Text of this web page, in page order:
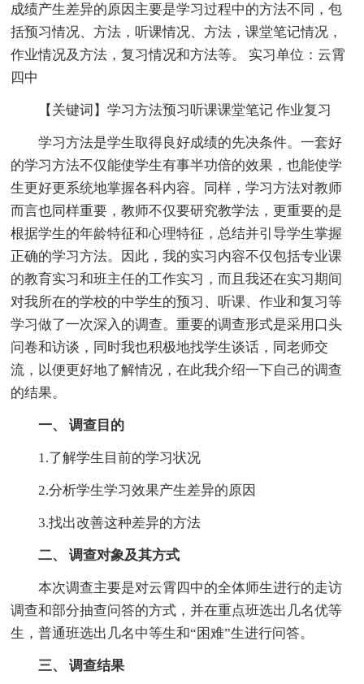
成绩产生差异的原因主要是学习过程中的方法不同，包
括预习情况、方法，听课情况、方法，课堂笔记情况，
作业情况及方法，复习情况和方法等。 实习单位：云霄
四中
【关键词】学习方法预习听课课堂笔记 作业复习
学习方法是学生取得良好成绩的先决条件。一套好
的学习方法不仅能使学生有事半功倍的效果，也能使学
生更好更系统地掌握各科内容。同样，学习方法对教师
而言也同样重要，教师不仅要研究教学法，更重要的是
根据学生的年龄特征和心理特征，总结并引导学生掌握
正确的学习方法。因此，我的实习内容不仅包括专业课
的教育实习和班主任的工作实习，而且我还在实习期间
对我所在的学校的中学生的预习、听课、作业和复习等
学习做了一次深入的调查。重要的调查形式是采用口头
问卷和访谈，同时我也积极地找学生谈话，同老师交
流，以便更好地了解情况，在此我介绍一下自己的调查
的结果。
一、 调查目的
1.了解学生目前的学习状况
2.分析学生学习效果产生差异的原因
3.找出改善这种差异的方法
二、 调查对象及其方式
本次调查主要是对云霄四中的全体师生进行的走访
调查和部分抽查问答的方式，并在重点班选出几名优等
生，普通班选出几名中等生和“困难”生进行问答。
三、 调查结果